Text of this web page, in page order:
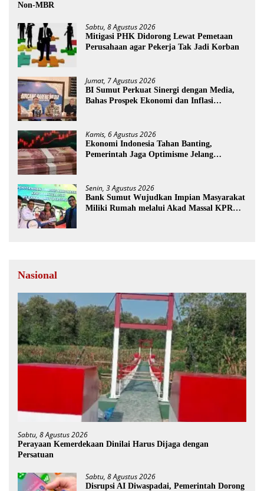
Non-MBR
Sabtu, 8 Agustus 2026
Mitigasi PHK Didorong Lewat Pemetaan
Perusahaan agar Pekerja Tak Jadi Korban
Jumat, 7 Agustus 2026
BI Sumut Perkuat Sinergi dengan Media,
Bahas Prospek Ekonomi dan Inflasi
Kamis, 6 Agustus 2026
Ekonomi Indonesia Tahan Banting,
Pemerintah Jaga Optimisme Jelang
Senin, 3 Agustus 2026
Bank Sumut Wujudkan Impian Masyarakat
Miliki Rumah melalui Akad Massal KPR
Nasional
Sabtu, 8 Agustus 2026
Perayaan Kemerdekaan Dinilai Harus Dijaga dengan
Persatuan
Sabtu, 8 Agustus 2026
Disrupsi AI Diwaspadai, Pemerintah Dorong